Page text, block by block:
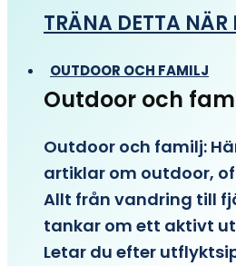
TRÄNA DETTA NÄR
OUTDOOR OCH FAMILJ
Outdoor och
Outdoor och familj:
artiklar om outdoor,
Allt från vandring till
tankar om ett aktivt
Letar du efter